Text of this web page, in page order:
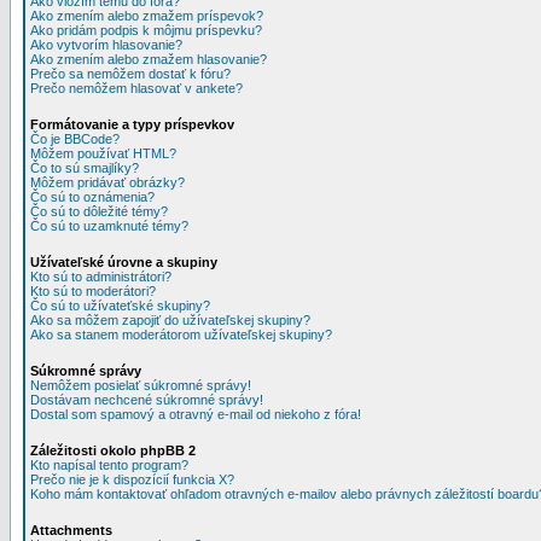
Ako zmením alebo zmažem príspevok?
Ako pridám podpis k môjmu príspevku?
Ako vytvorím hlasovanie?
Ako zmením alebo zmažem hlasovanie?
Prečo sa nemôžem dostať k fóru?
Prečo nemôžem hlasovať v ankete?
Formátovanie a typy príspevkov
Čo je BBCode?
Môžem používať HTML?
Čo to sú smajlíky?
Môžem pridávať obrázky?
Čo sú to oznámenia?
Čo sú to dôležité témy?
Čo sú to uzamknuté témy?
Užívateľské úrovne a skupiny
Kto sú to administrátori?
Kto sú to moderátori?
Čo sú to užívateťské skupiny?
Ako sa môžem zapojiť do užívateľskej skupiny?
Ako sa stanem moderátorom užívateľskej skupiny?
Súkromné správy
Nemôžem posielať súkromné správy!
Dostávam nechcené súkromné správy!
Dostal som spamový a otravný e-mail od niekoho z fóra!
Záležitosti okolo phpBB 2
Kto napísal tento program?
Prečo nie je k dispozícií funkcia X?
Koho mám kontaktovať ohľadom otravných e-mailov alebo právnych záležitostí
Attachments